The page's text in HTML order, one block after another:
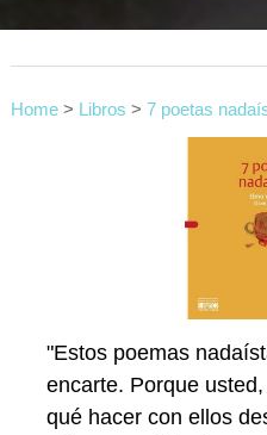
Home> Libros > 7 poetas
"Estos poemas
encarte. Porque
qué hacer con ellos